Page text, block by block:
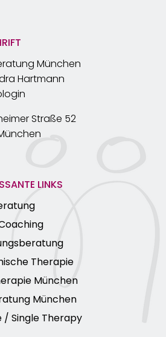
München
Hartmann
Straße 52
LINKS
Therapie
München
München
/ Single Therapy